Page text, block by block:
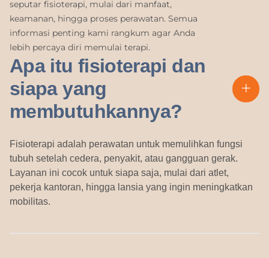
seputar fisioterapi, mulai dari manfaat,
keamanan, hingga proses perawatan. Semua
informasi penting kami rangkum agar Anda
lebih percaya diri memulai terapi.
Apa itu fisioterapi dan
siapa yang
membutuhkannya?
Fisioterapi adalah perawatan untuk memulihkan fungsi
tubuh setelah cedera, penyakit, atau gangguan gerak.
Layanan ini cocok untuk siapa saja, mulai dari atlet,
pekerja kantoran, hingga lansia yang ingin meningkatkan
mobilitas.